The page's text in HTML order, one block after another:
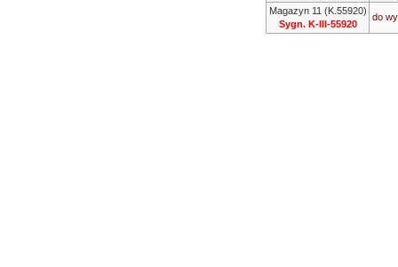
Magazyn 11 (K.55920)
Sygn. K-III-55920
do